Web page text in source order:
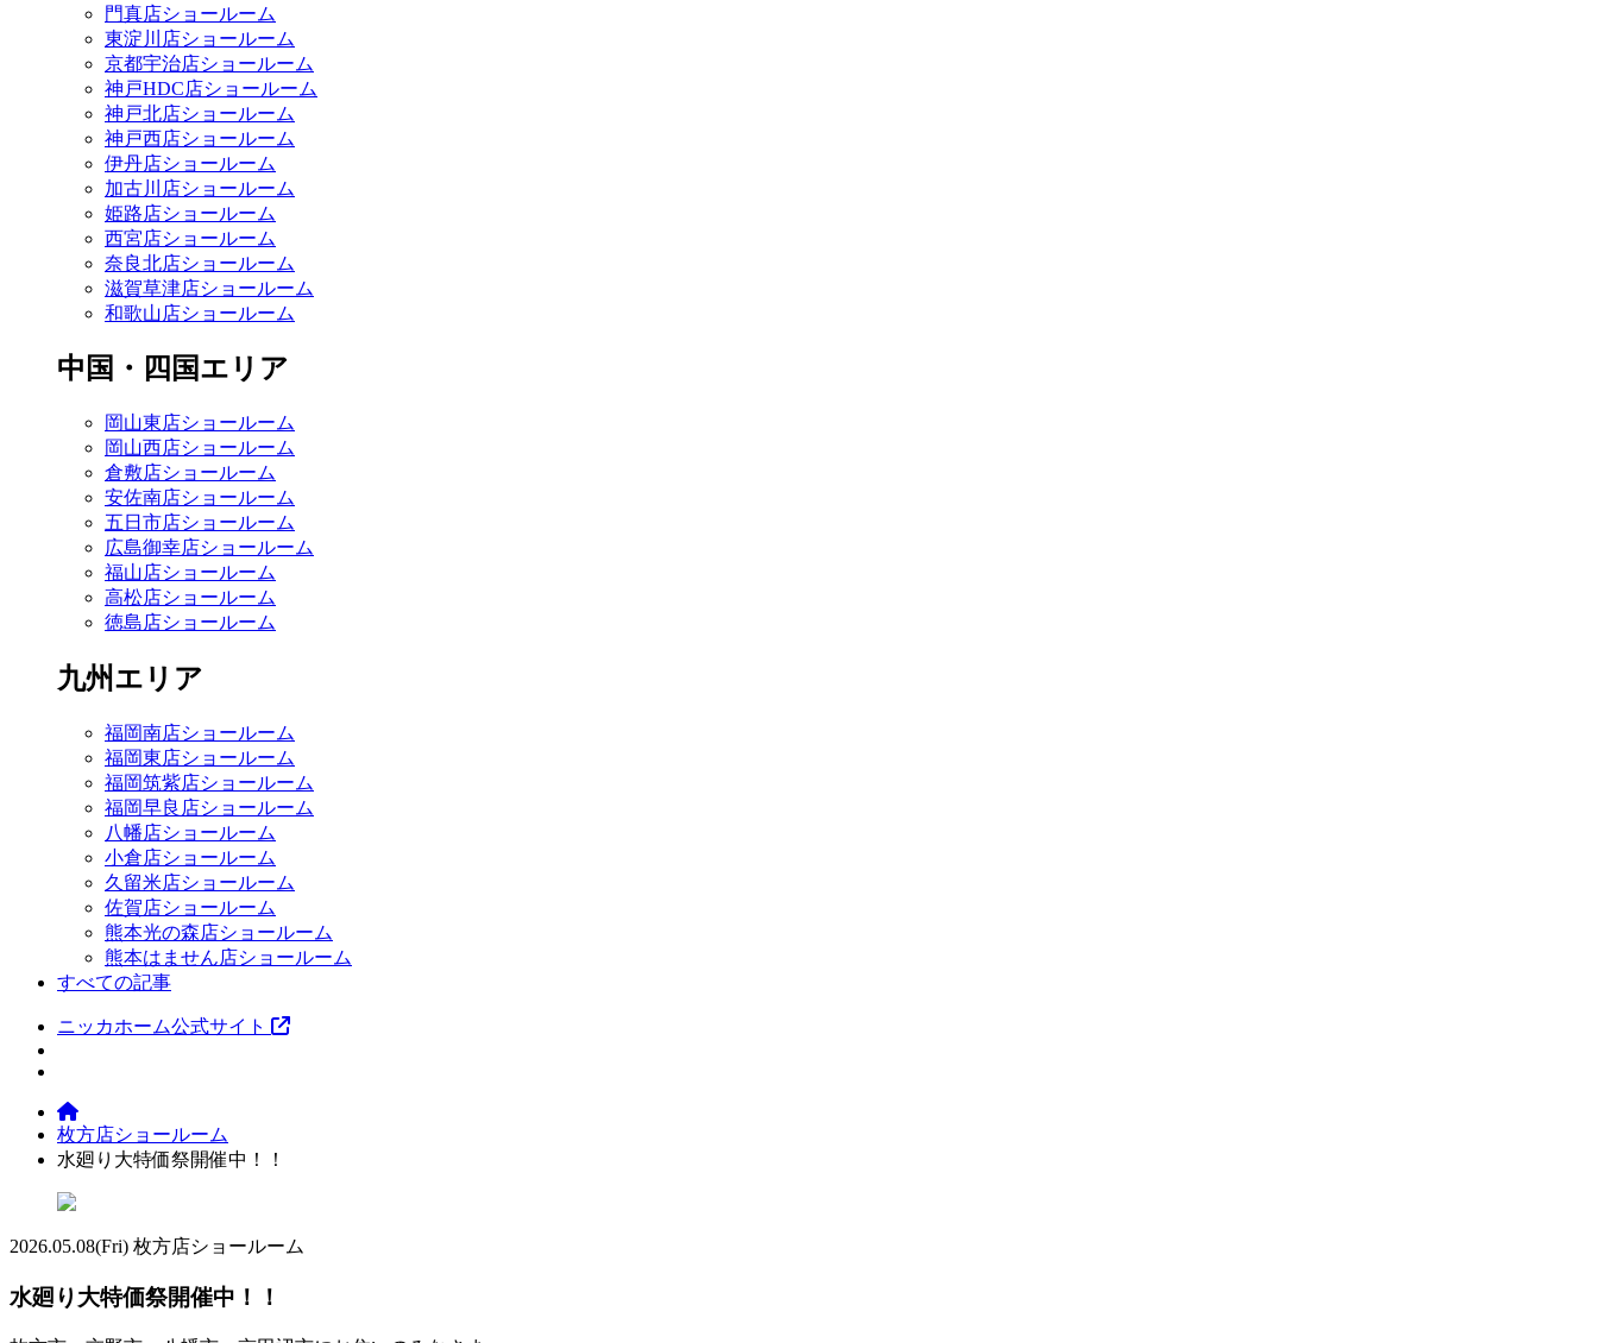
門真店ショールーム
東淀川店ショールーム
京都宇治店ショールーム
神戸HDC店ショールーム
神戸北店ショールーム
神戸西店ショールーム
伊丹店ショールーム
加古川店ショールーム
姫路店ショールーム
西宮店ショールーム
奈良北店ショールーム
滋賀草津店ショールーム
和歌山店ショールーム
中国・四国エリア
岡山東店ショールーム
岡山西店ショールーム
倉敷店ショールーム
安佐南店ショールーム
五日市店ショールーム
広島御幸店ショールーム
福山店ショールーム
高松店ショールーム
徳島店ショールーム
九州エリア
福岡南店ショールーム
福岡東店ショールーム
福岡筑紫店ショールーム
福岡早良店ショールーム
八幡店ショールーム
小倉店ショールーム
久留米店ショールーム
佐賀店ショールーム
熊本光の森店ショールーム
熊本はません店ショールーム
すべての記事
ニッカホーム公式サイト
枚方店ショールーム
水廻り大特価祭開催中！！
2026.05.08(Fri) 枚方店ショールーム
水廻り大特価祭開催中！！